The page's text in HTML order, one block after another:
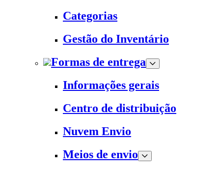
Categorias
Gestão do Inventário
Formas de entrega
Informações gerais
Centro de distribuição
Nuvem Envio
Meios de envio